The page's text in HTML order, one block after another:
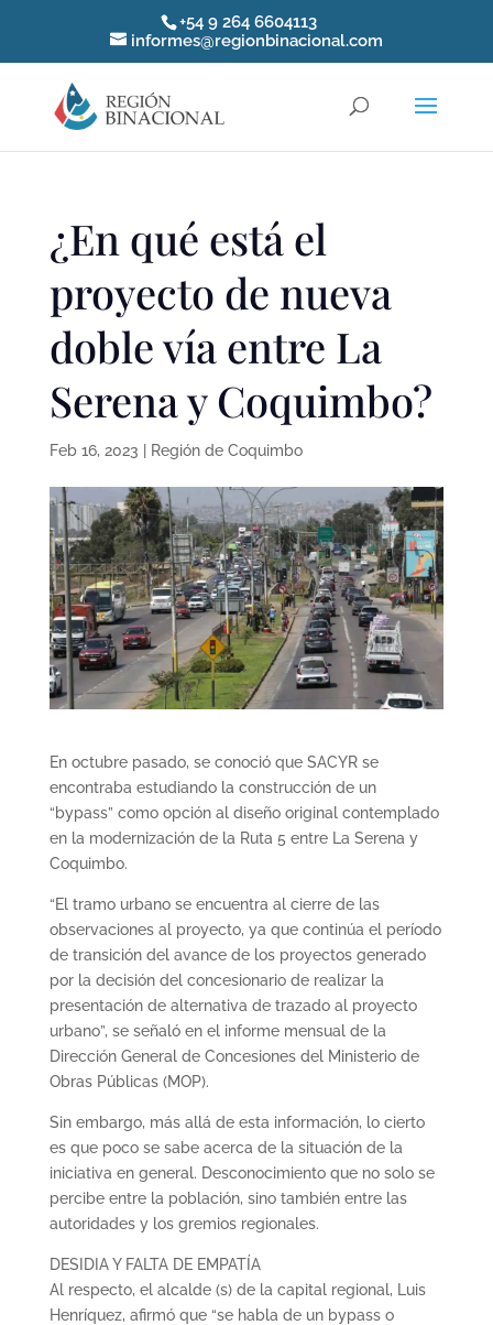
+54 9 264 6604113
informes@regionbinacional.com
¿En qué está el
proyecto de nueva
doble vía entre La
Serena y Coquimbo?
Feb 16, 2023 Región de Coquimbo
En octubre pasado, se conoció que SACYR se
encontraba estudiando la construcción de un
“bypass” como opción al diseño original contemplado
en la modernización de la Ruta 5 entre La Serena y
Coquimbo.
“El tramo urbano se encuentra al cierre de las
observaciones al proyecto, ya que continúa el período
de transición del avance de los proyectos generado
por la decisión del concesionario de realizar la
presentación de alternativa de trazado al proyecto
urbano”, se señaló en el informe mensual de la
Dirección General de Concesiones del Ministerio de
Obras Públicas (MOP).
Sin embargo, más allá de esta información, lo cierto
es que poco se sabe acerca de la situación de la
iniciativa en general. Desconocimiento que no solo se
percibe entre la población, sino también entre las
autoridades y los gremios regionales.
DESIDIA Y FALTA DE EMPATÍA
Al respecto, el alcalde (s) de la capital regional, Luis
Henríquez, afirmó que “se habla de un bypass o